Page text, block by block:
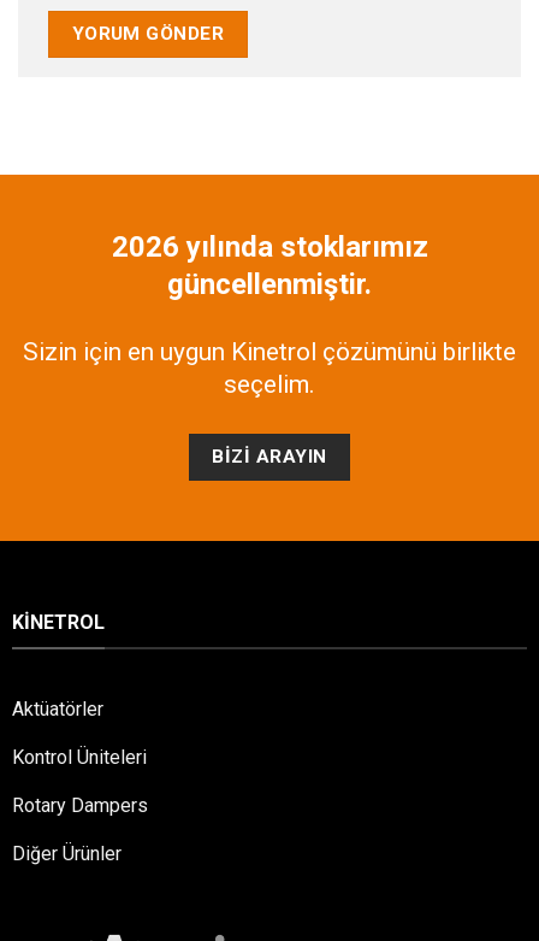
2026 yılında stoklarımız
güncellenmiştir.
Sizin için en uygun Kinetrol çözümünü birlikte
seçelim.
BIZI ARAYIN
KINETROL
Aktüatörler
Kontrol Üniteleri
Rotary Dampers
Diğer Ürünler